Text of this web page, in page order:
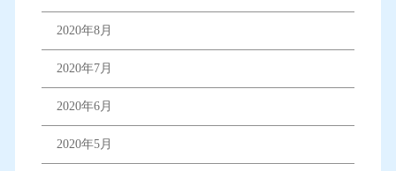
2020年8月
2020年7月
2020年6月
2020年5月